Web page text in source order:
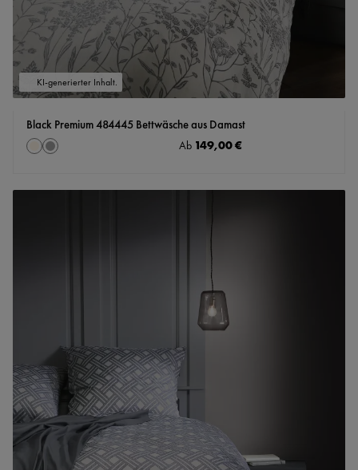
KI-generierter Inhalt.
Black Premium 484445 Bettwäsche aus Damast
Farbeauswählen
creme
grau
Regulärer Preis:
Ab 149,00 €